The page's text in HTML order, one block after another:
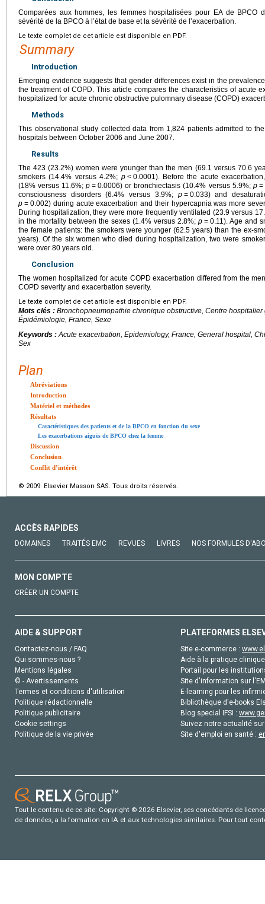
Comparées aux hommes, les femmes hospitalisées pour EA de BPCO
sévérité de la BPCO à l’état de base et la sévérité de l’exacerbation.
Le texte complet de cet article est disponible en PDF.
Summary
Introduction
Emerging evidence suggests that gender differences exist in the
the treatment of COPD. This article compares the characteristics of acute
hospitalized for acute chronic obstructive pulomnary disease (COPD)
Methods
This observational study collected data from 1,824 patients admitted to
hospitals between October 2006 and June 2007.
Results
The 423 (23.2%) women were younger than the men (69.1 versus 70.6
smokers (14.4% versus 4.2%; p < 0.0001). Before the acute
(18% versus 11.6%;p = 0.0006) or bronchiectasis (10.4% versus 5.9%; p =
consciousness disorders (6.4% versus 3.9%; p = 0.033) and
p = 0.002) during acute exacerbation and their hypercapnia was more
During hospitalization, they were more frequently ventilated (23.9 versus
in the mortality between the sexes (1.4% versus 2.8%; p = 0.11). Age and
the female patients: the smokers were younger (62.5 years) than the ex-
years). Of the six women who died during hospitalization, two were
were over 80 years old.
Conclusion
The women hospitalized for acute COPD exacerbation differed from the
COPD severity and exacerbation severity.
Le texte complet de cet article est disponible en PDF.
Mots clés : Bronchopneumopathie chronique obstructive, Centre
Épidémiologie, France, Sexe
Keywords :Acute exacerbation, Epidemiology, France, General hospital,
Sex
Plan
Abréviations
Introduction
Matériel et méthodes
Résultats
Caractéristiques des patients et de la BPCO en fonction du sexe
Les exacerbations aiguës de BPCO chez la femme
Discussion
Conclusion
Conflit d’intérêt
© 2009 Elsevier Masson SAS. Tous droits réservés.
ACCÈS RAPIDES
DOMAINES TRAITÉS EMC REVUES LIVRES NOS FORMULES
MON COMPTE
CRÉER UN COMPTE
AIDE & SUPPORT
Contactez-nous / FAQ
Qui sommes-nous ?
Mentions légales
© - Avertissements
Termes et conditions d'utilisation
Politique rédactionnelle
Politique publicitaire
Cookie settings
Politique de la vie privée
PLATEFORMES
Site e-commerce :
Aide à la pratique
Portail pour les
Site d'information sur
E-learning pour les
Bibliothèque d'e-books
Blog special IFSI :
Suivez notre actualité
Site d'emploi en santé :
Tout le contenu de ce site: Copyright © 2026 Elsevier, ses concédants de
de données, a la formation en IA et aux technologies similaires. Pour tout